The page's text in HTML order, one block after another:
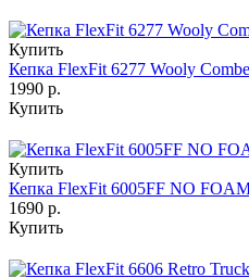
Купить
Кепка FlexFit 6277 Wooly
1990 р.
Купить
Купить
Кепка FlexFit 6005FF NO
1690 р.
Купить